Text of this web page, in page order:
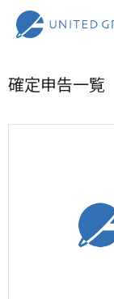
確定申告一覧